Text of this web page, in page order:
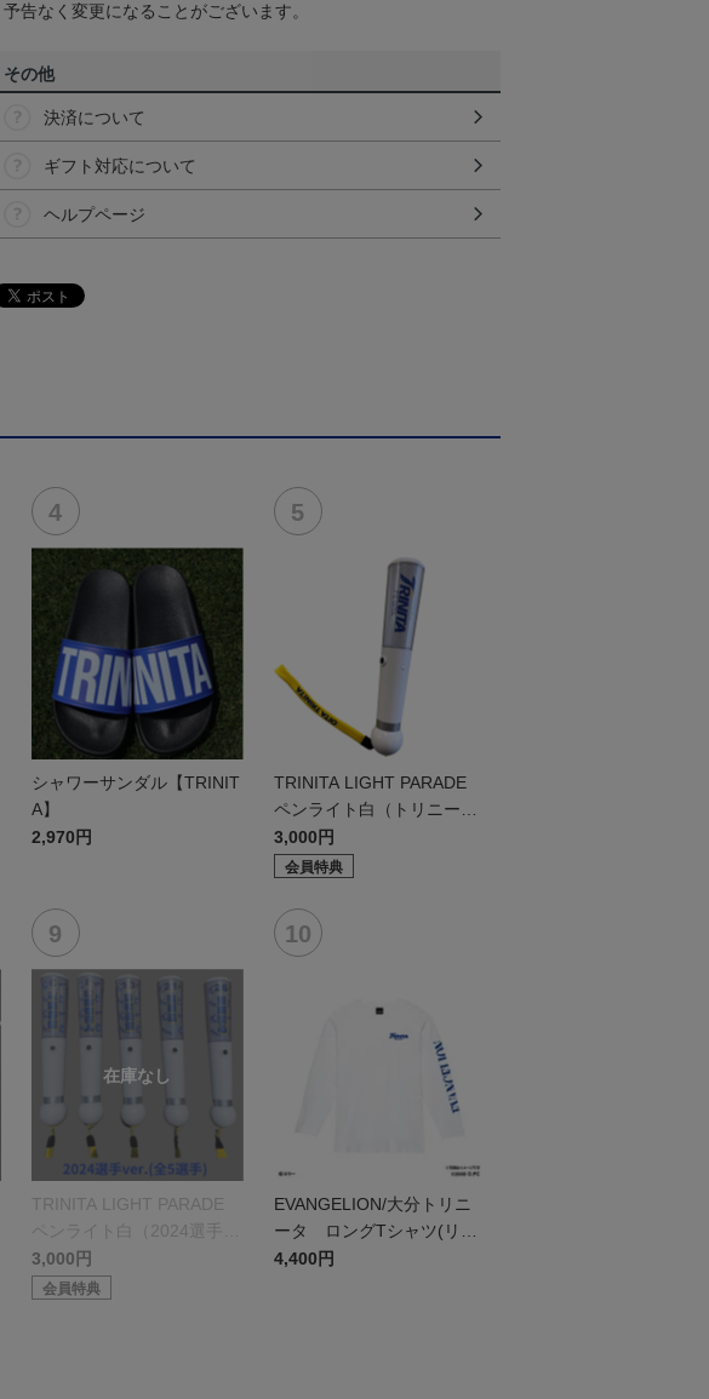
予告なく変更になることがございます。
その他
決済について
ギフト対応について
ヘルプページ
シャワーサンダル【TRINIT
A】
2,970円
TRINITA LIGHT PARADE
ペンライト白（トリニータv
er.）
3,000円
会員特典
TRINITA LIGHT PARADE
ペンライト白（2024選手ve
r.）
3,000円
会員特典
EVANGELION/大分トリニ
ータ ロングTシャツ(リア
ル)
4,400円